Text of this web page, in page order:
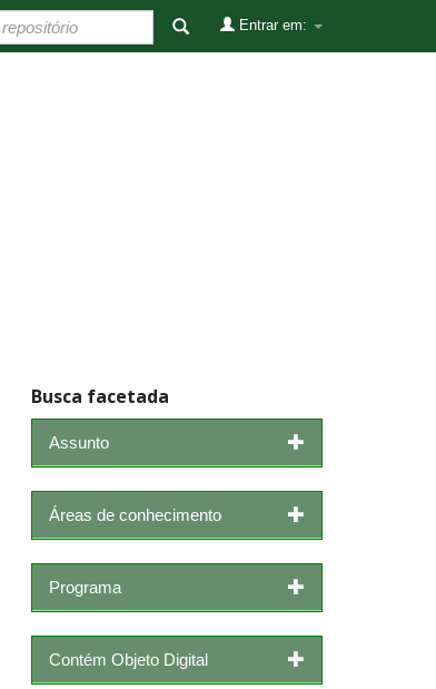
Entrar em:
Busca facetada
Assunto
Áreas de conhecimento
Programa
Contém Objeto Digital